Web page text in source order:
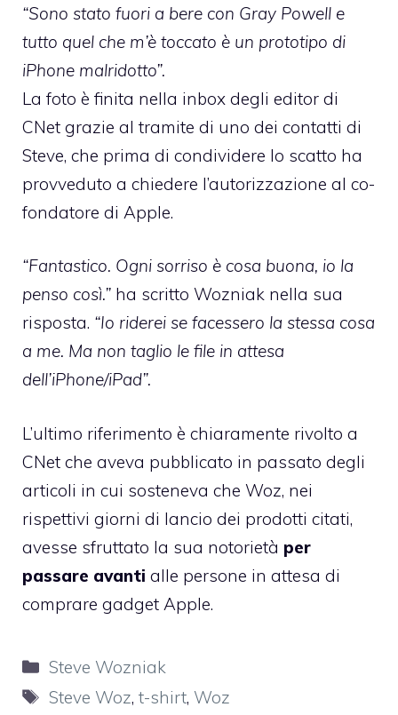
“Sono stato fuori a bere con Gray Powell e
tutto quel che m’è toccato è un prototipo di
iPhone malridotto”.
La foto è finita nella inbox degli editor di
CNet grazie al tramite di uno dei contatti di
Steve, che prima di condividere lo scatto ha
provveduto a chiedere l’autorizzazione al co-
fondatore di Apple.
“Fantastico. Ogni sorriso è cosa buona, io la
penso così.” ha scritto Wozniak nella sua
risposta. “Io riderei se facessero la stessa cosa
a me. Ma non taglio le file in attesa
dell’iPhone/iPad”.
L’ultimo riferimento è chiaramente rivolto a
CNet che aveva pubblicato in passato degli
articoli in cui sosteneva che Woz, nei
rispettivi giorni di lancio dei prodotti citati,
avesse sfruttato la sua notorietà per
passare avanti alle persone in attesa di
comprare gadget Apple.
Categorie
Steve Wozniak
Tag
Steve Woz,t-shirt, Woz